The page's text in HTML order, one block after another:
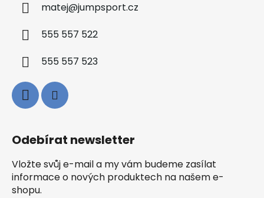
matej@jumpsport.cz
555 557 522
555 557 523
Odebírat newsletter
Vložte svůj e-mail a my vám budeme zasílat
informace o nových produktech na našem e-
shopu.